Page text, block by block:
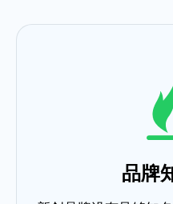
品牌